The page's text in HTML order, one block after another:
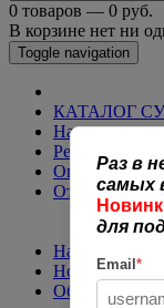
0 товаров — 0 руб.
В корзине нет ни
Toggle navigation
КАТАЛОГ
Нанесение
Рекламная
Оплата и
Открытая
Наши работы
Новости
Обратная связь
Раз в
самых
для
Email *